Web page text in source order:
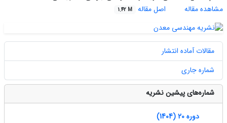
مشاهده مقاله
اصل مقاله 1.42 M
مقالات آماده انتشار
شماره جاری
شماره‌های پیشین نشریه
دوره 20 (1404)